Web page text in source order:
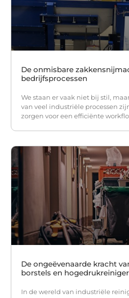
De onmisbare
bedrijfsprocessen
We staan er vaak niet bij stil,
van veel industriële processen
zorgen voor een efficiënte
De ongeëvenaarde kracht
borstels en
In de wereld van industriële